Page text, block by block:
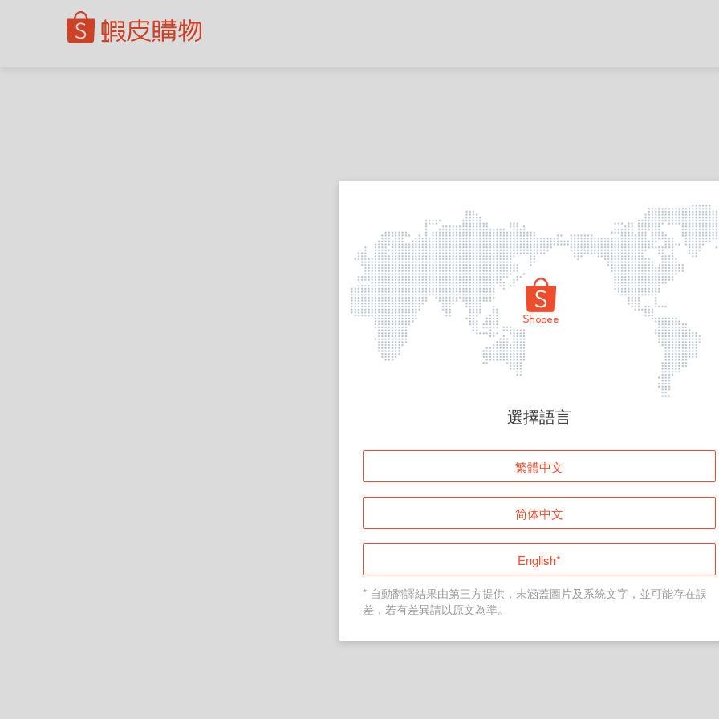
頁面無法顯示
登入
返回首頁
選擇語言
繁體中文
简体中文
English*
* 自動翻譯結果由第三方提供，未涵蓋圖片及系統文字，並可能存在誤
差，若有差異請以原文為準。